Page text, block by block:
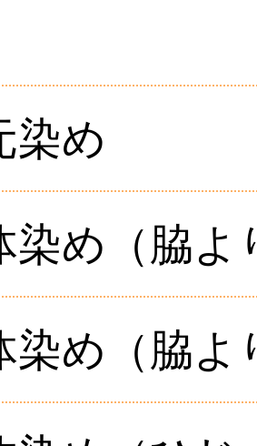
染め
染め（脇よ
染め（脇よ